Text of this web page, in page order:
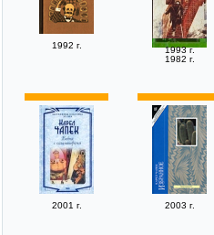
1982 г.
1992 г. 1993 г.
2001 г. 2003 г.